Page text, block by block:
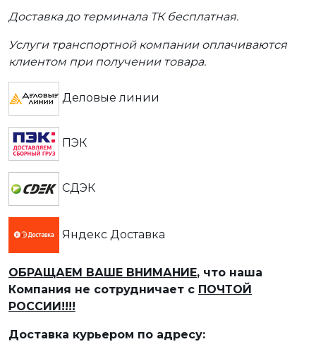
Доставка до терминала ТК бесплатная.
Услуги транспортной компании оплачиваются
клиентом при получении товара.
Деловые линии
ПЭК
СДЭК
Яндекс Доставка
ОБРАЩАЕМ ВАШЕ ВНИМАНИЕ, что наша
Компания не сотрудничает с ПОЧТОЙ
РОССИИ!!!!
Доставка курьером по адресу: